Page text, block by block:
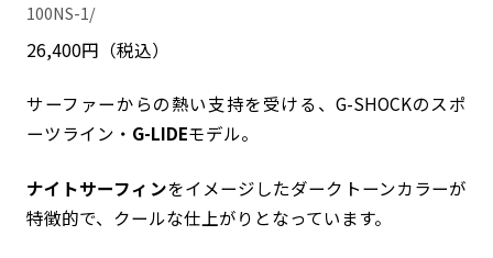
100NS-1/
26,400円（税込）
サーファーからの熱い支持を受ける、G-SHOCKのスポ
ーツライン・ G-LIDEモデル。
ナイトサーフィンをイメージしたダークトーンカラーが
特徴的で、クールな仕上がりとなっています。